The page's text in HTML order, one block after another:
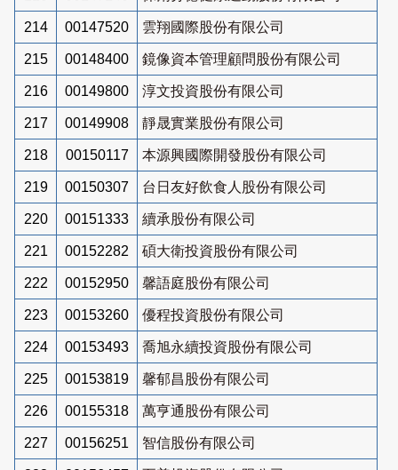
214 00147520 雲翔國際股份有限公司
215 00148400 鏡像資本管理顧問股份有限公司
216 00149800 淳文投資股份有限公司
217 00149908 靜晟實業股份有限公司
218 00150117 本源興國際開發股份有限公司
219 00150307 台日友好飲食人股份有限公司
220 00151333 續承股份有限公司
221 00152282 碩大衛投資股份有限公司
222 00152950 馨語庭股份有限公司
223 00153260 優程投資股份有限公司
224 00153493 喬旭永續投資股份有限公司
225 00153819 馨郁昌股份有限公司
226 00155318 萬亨通股份有限公司
227 00156251 智信股份有限公司